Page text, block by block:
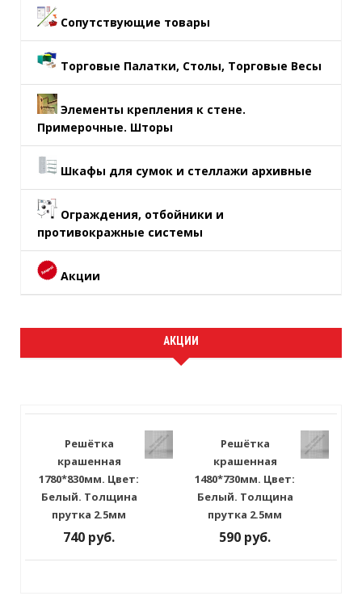
Сопутствующие товары
Торговые Палатки, Столы, Торговые Весы
Элементы крепления к стене.
Примерочные. Шторы
Шкафы для сумок и стеллажи архивные
Ограждения, отбойники и
противокражные системы
Акции
АКЦИИ
Решётка
крашенная
1780*830мм. Цвет:
Белый. Толщина
прутка 2.5мм
740 руб.
Решётка
крашенная
1480*730мм. Цвет:
Белый. Толщина
прутка 2.5мм
590 руб.